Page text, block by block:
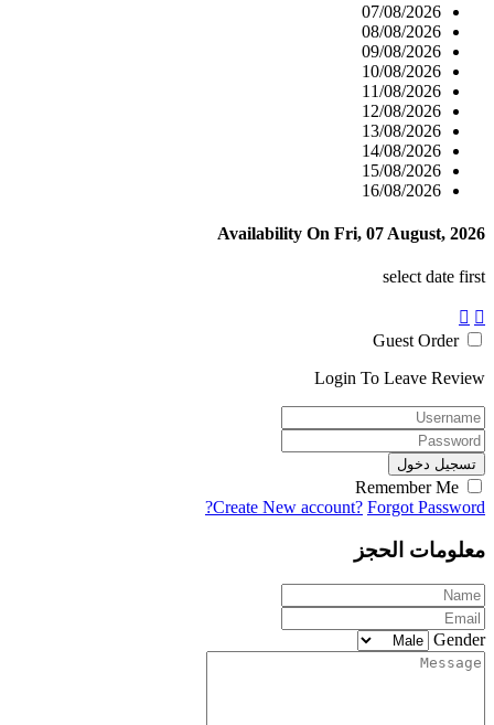
07/08/2026
08/08/2026
09/08/2026
10/08/2026
11/08/2026
12/08/2026
13/08/2026
14/08/2026
15/08/2026
16/08/2026
Availability On Fri, 07 August, 2026
select date first
Guest Order
Login To Leave Review
تسجيل دخول
Remember Me
Create New account? Forgot Password?
معلومات الحجز
Gender